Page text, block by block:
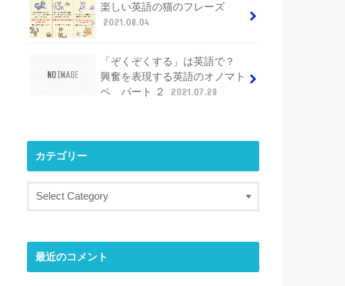
楽しい英語の猫のフレーズ
2021.08.04
「ぞくぞくする」は英語で？
興奮を表現する英語のオノマト
ペ パート ２
2021.07.28
カテゴリー
最近のコメント